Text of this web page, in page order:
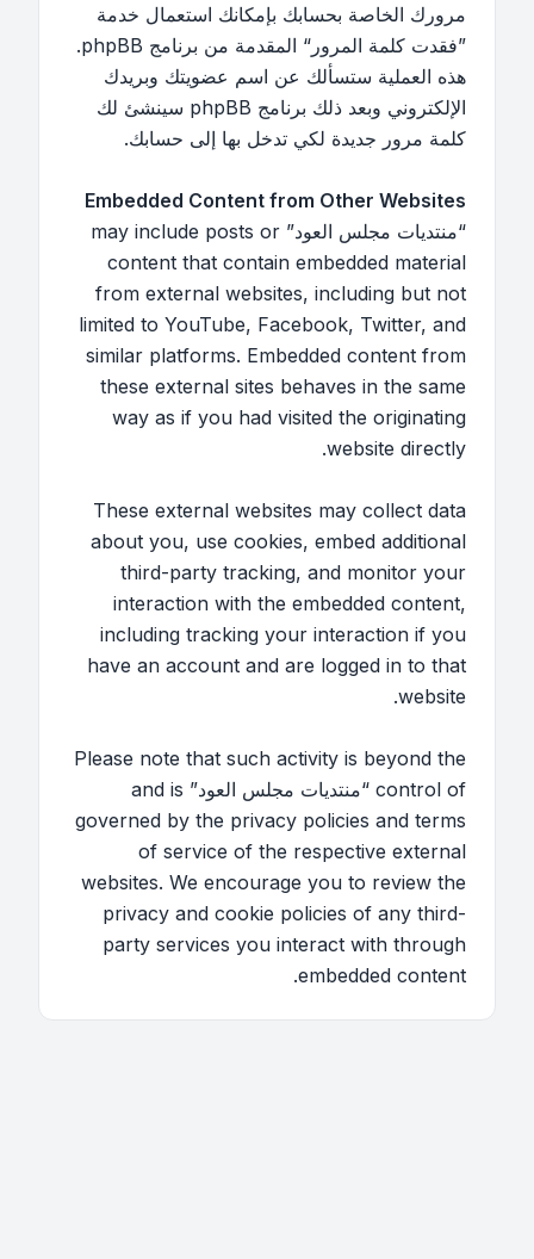
مرورك الخاصة بحسابك بإمكانك استعمال خدمة
”فقدت كلمة المرور“ المقدمة من برنامج phpBB.
هذه العملية ستسألك عن اسم عضويتك وبريدك
الإلكتروني وبعد ذلك برنامج phpBB سينشئ لك
كلمة مرور جديدة لكي تدخل بها إلى حسابك.
Embedded Content from Other Websites
“منتديات مجلس العود” may include posts or
content that contain embedded material
from external websites, including but not
limited to YouTube, Facebook, Twitter, and
similar platforms. Embedded content from
these external sites behaves in the same
way as if you had visited the originating
website directly.
These external websites may collect data
about you, use cookies, embed additional
third-party tracking, and monitor your
interaction with the embedded content,
including tracking your interaction if you
have an account and are logged in to that
website.
Please note that such activity is beyond the
control of “منتديات مجلس العود” and is
governed by the privacy policies and terms
of service of the respective external
websites. We encourage you to review the
privacy and cookie policies of any third-
party services you interact with through
embedded content.